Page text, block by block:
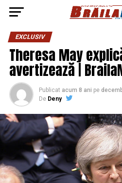
EXCLUSIV
Theresa May
avertizează |
Publicat acum 8 ani pe
De Deny